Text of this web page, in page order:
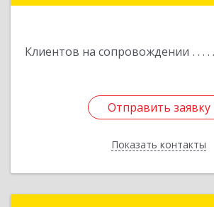
Клиентов на сопровождении
Отправить заявку
Показать контакты
Отправить заявку
Назад